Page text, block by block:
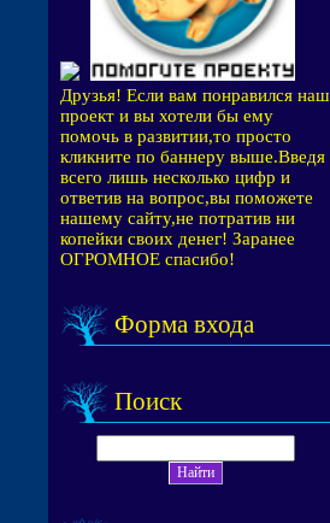
Друзья! Если вам понравился наш
проект и вы хотели бы ему
помочь в развитии,то просто
кликните по баннеру выше.Введя
всего лишь несколько цифр и
ответив на вопрос,вы поможете
нашему сайту,не потратив ни
копейки своих денег! Заранее
ОГРОМНОЕ спасибо!
Форма входа
Поиск